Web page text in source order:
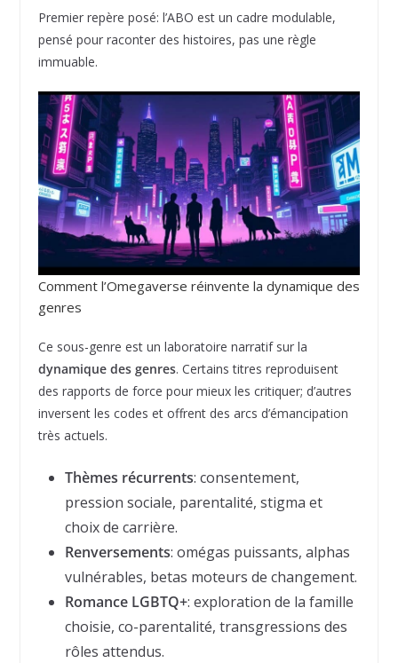
Premier repère posé: l’ABO est un cadre modulable,
pensé pour raconter des histoires, pas une règle
immuable.
Comment l’Omegaverse réinvente la dynamique des
genres
Ce sous-genre est un laboratoire narratif sur la
dynamique des genres. Certains titres reproduisent
des rapports de force pour mieux les critiquer; d’autres
inversent les codes et offrent des arcs d’émancipation
très actuels.
Thèmes récurrents: consentement,
pression sociale, parentalité, stigma et
choix de carrière.
Renversements: omégas puissants, alphas
vulnérables, betas moteurs de changement.
Romance LGBTQ+: exploration de la famille
choisie, co-parentalité, transgressions des
rôles attendus.